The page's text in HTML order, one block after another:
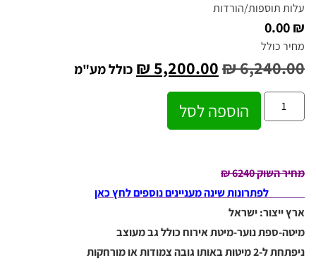
עלות תוספות/הורדות
₪ 0.00
מחיר כולל
₪6,240.00
₪5,200.00 כולל מע"מ
הוספה לסל
מחיר השוק 6240
₪
לפתרונות שינה מעניינים נוספים לחץ כאן
ארץ ייצור: ישראל
מיטה-ספת נוער-מיטת אירוח כולל גב מעוצב
ניפתחת ל-2 מיטות באותו גובה צמודות או מורחקות